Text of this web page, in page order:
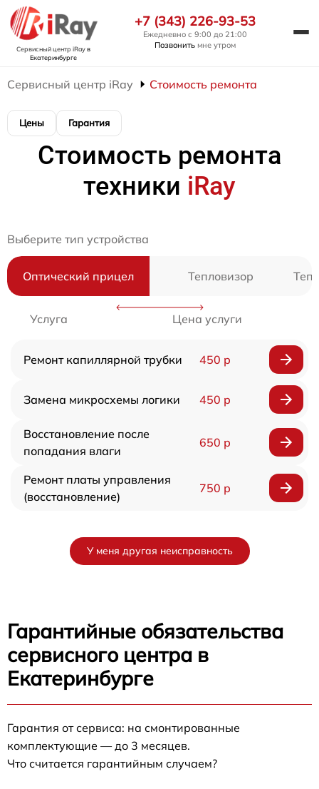
Сервисный центр iRayв
Екатеринбурге
+7 (343) 226-93-53
Ежедневно с 9:00 до 21:00
Позвонить мне утром
Сервисный центр iRay Стоимость ремонта
Цены Гарантия
Стоимость ремонта
техники iRay
Выберите тип устройства
Оптический прицел Тепловизор
Услуга Цена услуги
Ремонт капиллярной трубки 450 р
Замена микросхемы логики 450 р
Восстановление после
попадания влаги
650 р
Ремонт платы управления
(восстановление)
750 р
У меня другая неисправность
Гарантийные обязательства
сервисного центра в
Екатеринбурге
Гарантия от сервиса: на смонтированные
комплектующие — до 3 месяцев.
Что считается гарантийным случаем?